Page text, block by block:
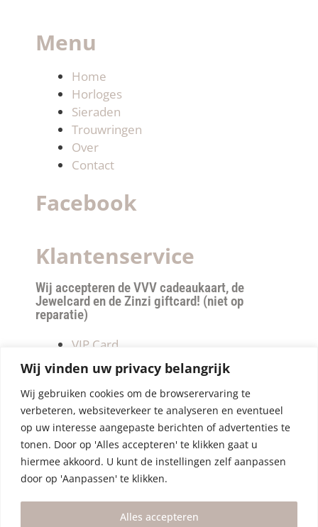
Wij vinden uw privacy belangrijk
Wij gebruiken cookies om de browserervaring te
verbeteren, websiteverkeer te analyseren en eventueel
op uw interesse aangepaste berichten of advertenties te
tonen. Door op 'Alles accepteren' te klikken gaat u
hiermee akkoord. U kunt de instellingen zelf aanpassen
door op 'Aanpassen' te klikken.
Alles accepteren
Menu
Home
Horloges
Sieraden
Trouwringen
Over
Contact
Facebook
Klantenservice
Wij accepteren de VVV cadeaukaart, de
Jewelcard en de Zinzi giftcard! (niet op
reparatie)
VIP Card
Retourneren
Betalen & verzendkosten
Privacy Policy
Algemene Voorwaarden